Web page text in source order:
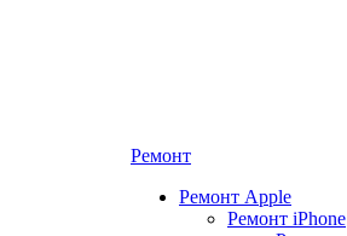
Ремонт
Ремонт Apple
Ремонт iPhone